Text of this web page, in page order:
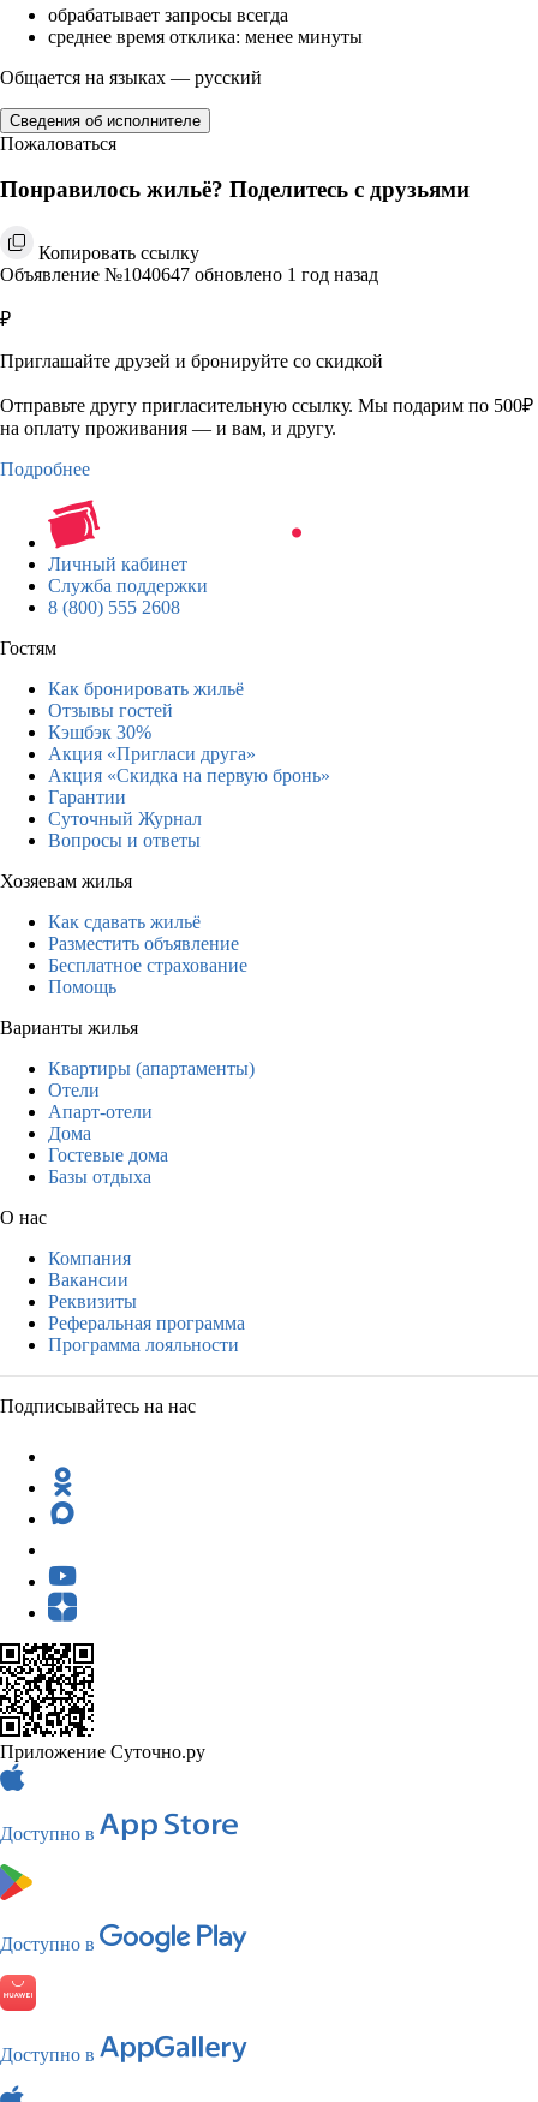
обрабатывает запросы всегда
среднее время отклика: менее минуты
Общается на языках — русский
Сведения об исполнителе
Пожаловаться
Понравилось жильё? Поделитесь с друзьями
Копировать ссылку
Объявление №1040647 обновлено 1 год назад
₽
Приглашайте друзей и бронируйте со скидкой
Отправьте другу пригласительную ссылку. Мы подарим по 500₽
на оплату проживания — и вам, и другу.
Подробнее
Личный кабинет
Служба поддержки
8 (800) 555 2608
Гостям
Как бронировать жильё
Отзывы гостей
Кэшбэк 30%
Акция «Пригласи друга»
Акция «Скидка на первую бронь»
Гарантии
Суточный Журнал
Вопросы и ответы
Хозяевам жилья
Как сдавать жильё
Разместить объявление
Бесплатное страхование
Помощь
Варианты жилья
Квартиры (апартаменты)
Отели
Апарт-отели
Дома
Гостевые дома
Базы отдыха
О нас
Компания
Вакансии
Реквизиты
Реферальная программа
Программа лояльности
Подписывайтесь на нас
Приложение Суточно.ру
Доступно в
Доступно в
Доступно в